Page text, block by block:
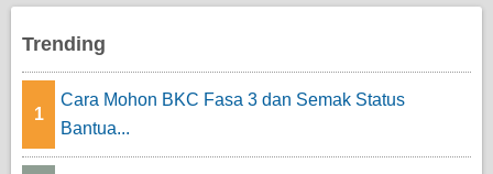
Trending
1
Cara Mohon BKC Fasa 3 dan Semak Status
Bantua...